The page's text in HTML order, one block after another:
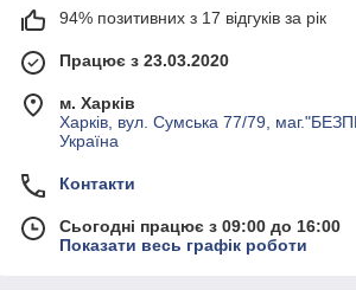
94% позитивних з 17 відгуків за рік
Працює з 23.03.2020
м. Харків
Харків, вул. Сумська 77/79,
Україна
Контакти
Сьогодні працює з 09:00 до 16:00
Показати весь графік роботи